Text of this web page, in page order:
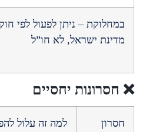
– ניתן לפעול לפי חוקי
ישראל, לא חו”ל
יחסיים
למה זה עלול להפריע